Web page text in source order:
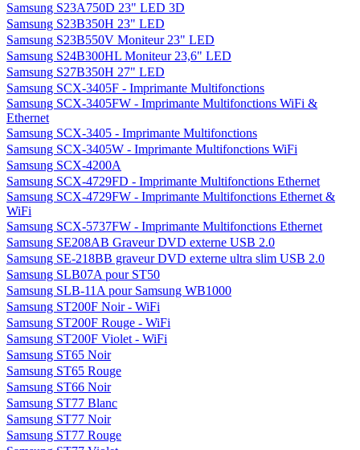
Samsung S23A750D 23" LED 3D
Samsung S23B350H 23" LED
Samsung S23B550V Moniteur 23" LED
Samsung S24B300HL Moniteur 23,6" LED
Samsung S27B350H 27" LED
Samsung SCX-3405F - Imprimante Multifonctions
Samsung SCX-3405FW - Imprimante Multifonctions WiFi &
Ethernet
Samsung SCX-3405 - Imprimante Multifonctions
Samsung SCX-3405W - Imprimante Multifonctions WiFi
Samsung SCX-4200A
Samsung SCX-4729FD - Imprimante Multifonctions Ethernet
Samsung SCX-4729FW - Imprimante Multifonctions Ethernet &
WiFi
Samsung SCX-5737FW - Imprimante Multifonctions Ethernet
Samsung SE208AB Graveur DVD externe USB 2.0
Samsung SE-218BB graveur DVD externe ultra slim USB 2.0
Samsung SLB07A pour ST50
Samsung SLB-11A pour Samsung WB1000
Samsung ST200F Noir - WiFi
Samsung ST200F Rouge - WiFi
Samsung ST200F Violet - WiFi
Samsung ST65 Noir
Samsung ST65 Rouge
Samsung ST66 Noir
Samsung ST77 Blanc
Samsung ST77 Noir
Samsung ST77 Rouge